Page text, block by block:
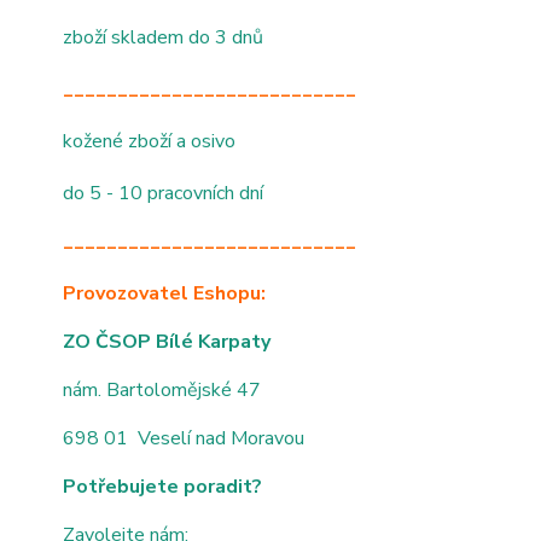
zboží skladem do 3 dnů
___________________________
kožené zboží a osivo
do 5 - 10 pracovních dní
___________________________
Provozovatel Eshopu:
ZO ČSOP Bílé Karpaty
nám. Bartolomějské 47
698 01 Veselí nad Moravou
Potřebujete poradit?
Zavolejte nám: